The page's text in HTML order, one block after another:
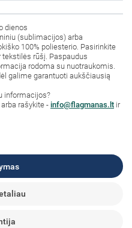
dienos
(sublimacijos) arba
100% poliesterio. Pasirinkite
rūšį. Paspaudus
rodoma su nuotraukomis.
galime garantuoti aukščiausią
informacijos?
arba rašykite - info@flagmanas.lt ir